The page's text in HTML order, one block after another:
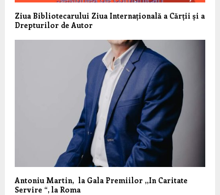
Ziua Bibliotecarului Ziua Internațională a Cărții și a
Drepturilor de Autor
Antoniu Martin, la Gala Premiilor ,,In Caritate
Servire “, la Roma